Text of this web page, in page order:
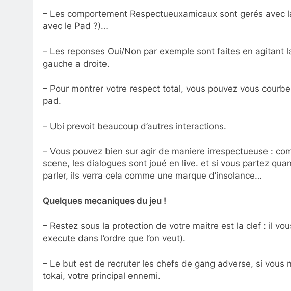
– Les comportement Respectueuxamicaux sont gerés avec
avec le Pad ?)…
– Les reponses Oui/Non par exemple sont faites en agitant
gauche a droite.
– Pour montrer votre respect total, vous pouvez vous
pad.
– Ubi prevoit beaucoup d’autres interactions.
– Vous pouvez bien sur agir de maniere irrespectueuse :
scene, les dialogues sont joué en live. et si vous partez
parler, ils verra cela comme une marque d’insolance…
Quelques mecaniques du jeu !
– Restez sous la protection de votre maitre est la clef : il
execute dans l’ordre que l’on veut).
– Le but est de recruter les chefs de gang adverse, si vous
tokai, votre principal ennemi.